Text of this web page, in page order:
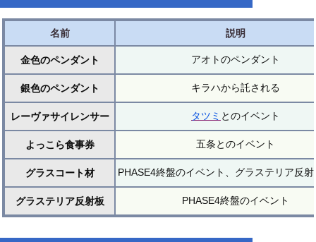
名前 説明
金色のペンダント アオトのペンダント
銀色のペンダント キラハから託される
レーヴァサイレンサー タツミ とのイベント
よっこら食事券 五条とのイベント
グラスコート材 PHASE4終盤のイベント、グラステリア反
グラステリア反射板 PHASE4終盤のイベント